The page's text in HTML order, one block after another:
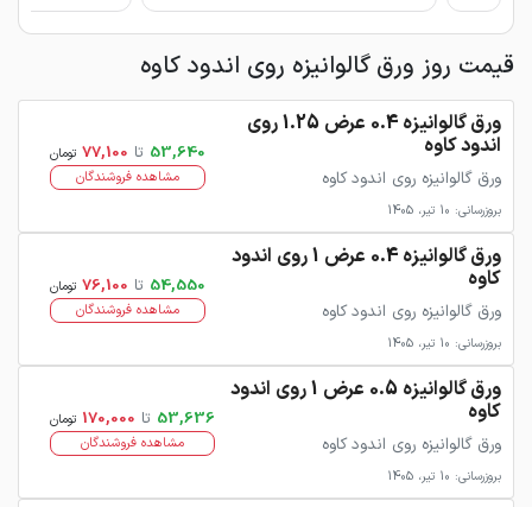
قیمت روز ورق گالوانیزه روی اندود کاوه
ورق گالوانیزه 0.4 عرض 1.25 روی
اندود کاوه
ورق گالوانیزه روی اندود کاوه
بروزرسانی: 10 تیر، 1405
53,640 تا 77,100 تومان
مشاهده فروشندگان
ورق گالوانیزه 0.4 عرض 1 روی اندود
کاوه
ورق گالوانیزه روی اندود کاوه
بروزرسانی: 10 تیر، 1405
54,550 تا 76,100 تومان
مشاهده فروشندگان
ورق گالوانیزه 0.5 عرض 1 روی اندود
کاوه
ورق گالوانیزه روی اندود کاوه
بروزرسانی: 10 تیر، 1405
53,636 تا 170,000 تومان
مشاهده فروشندگان